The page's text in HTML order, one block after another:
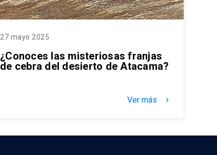
27 mayo 2025
¿Conoces las misteriosas franjas
de cebra del desierto de Atacama?
Ver más keyboard_arrow_right